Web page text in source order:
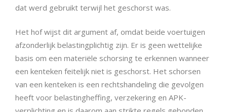
dat werd gebruikt terwijl het geschorst was.
Het hof wijst dit argument af, omdat beide voertuigen
afzonderlijk belastingplichtig zijn. Er is geen wettelijke
basis om een materiële schorsing te erkennen wanneer
een kenteken feitelijk niet is geschorst. Het schorsen
van een kenteken is een rechtshandeling die gevolgen
heeft voor belastingheffing, verzekering en APK-